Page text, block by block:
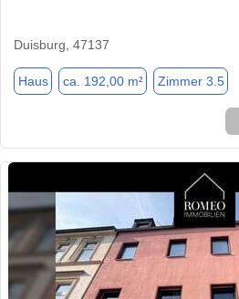
Duisburg, 47137
Haus ca. 192,00 m² Zimmer 3.5